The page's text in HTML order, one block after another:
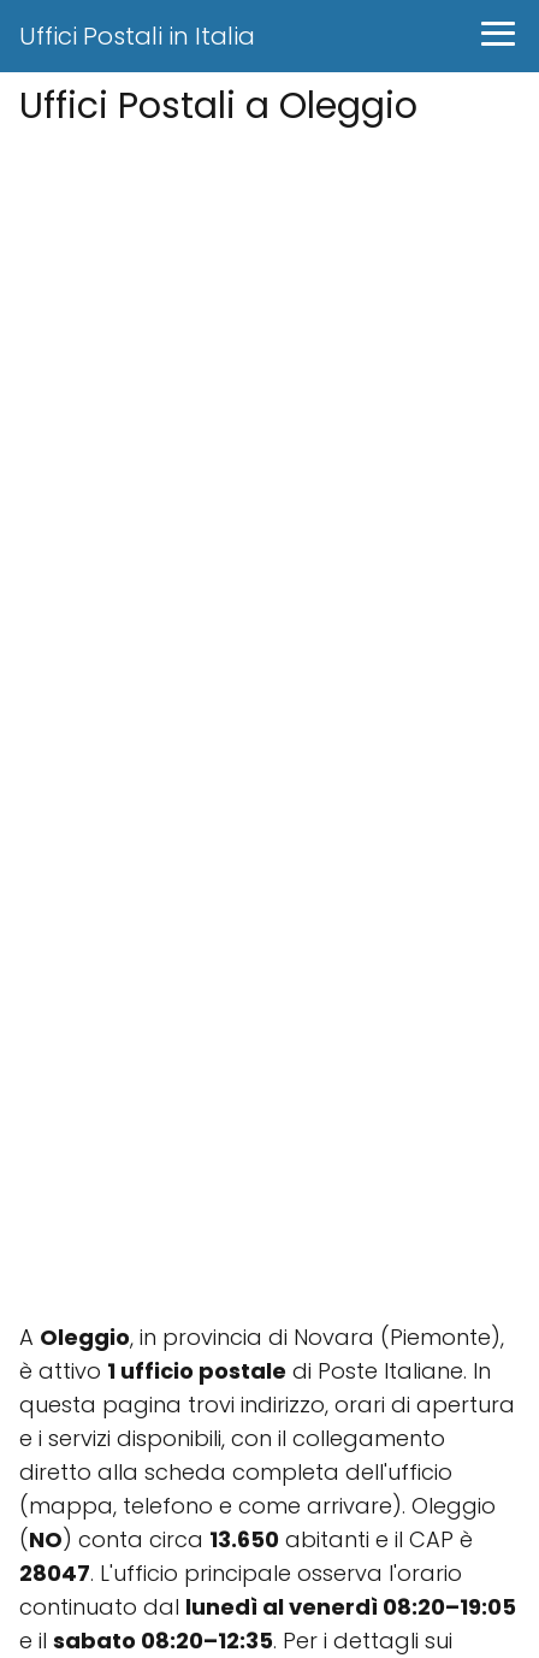
Uffici Postali in Italia
Uffici Postali a Oleggio
A Oleggio, in provincia di Novara (Piemonte),
è attivo 1 ufficio postale di Poste Italiane. In
questa pagina trovi indirizzo, orari di apertura
e i servizi disponibili, con il collegamento
diretto alla scheda completa dell'ufficio
(mappa, telefono e come arrivare). Oleggio
(NO) conta circa 13.650 abitanti e il CAP è
28047. L'ufficio principale osserva l'orario
continuato dal lunedì al venerdì 08:20–19:05
e il sabato 08:20–12:35. Per i dettagli sui